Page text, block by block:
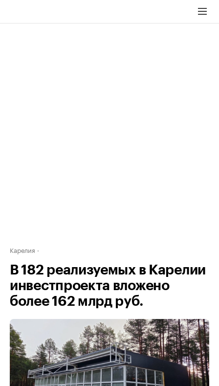
Карелия
В 182 реализуемых в Карелии
инвестпроекта вложено
более 162 млрд руб.